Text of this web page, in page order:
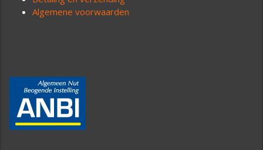
Algemene voorwaarden